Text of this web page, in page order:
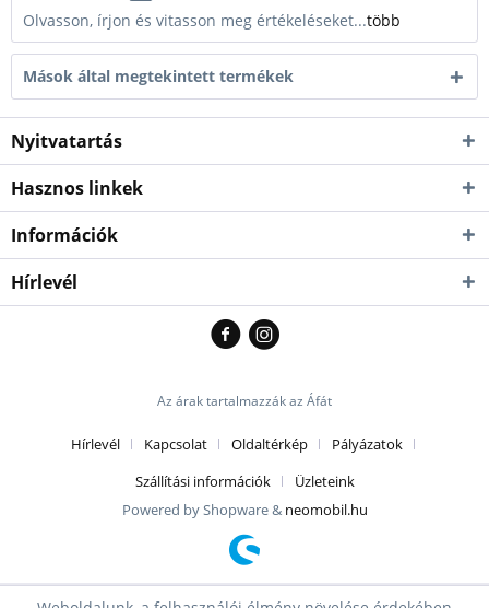
Olvasson, írjon és vitasson meg értékeléseket...több
Mások által megtekintett termékek
Nyitvatartás
Hasznos linkek
Információk
Hírlevél
Az árak tartalmazzák az Áfát
Hírlevél Kapcsolat Oldaltérkép
Pályázatok
Szállítási információk
Üzleteink
Powered by Shopware & neomobil.hu